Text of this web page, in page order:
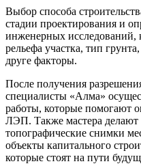
Выбор способа
стадии проектирования и
инженерных исследований,
рельефа участка, тип
друге факторы.
После получения
специалисты «Алма»
работы, которые помогают
ЛЭП. Также мастера делают
топографические снимки
объекты капитального
которые стоят на пути